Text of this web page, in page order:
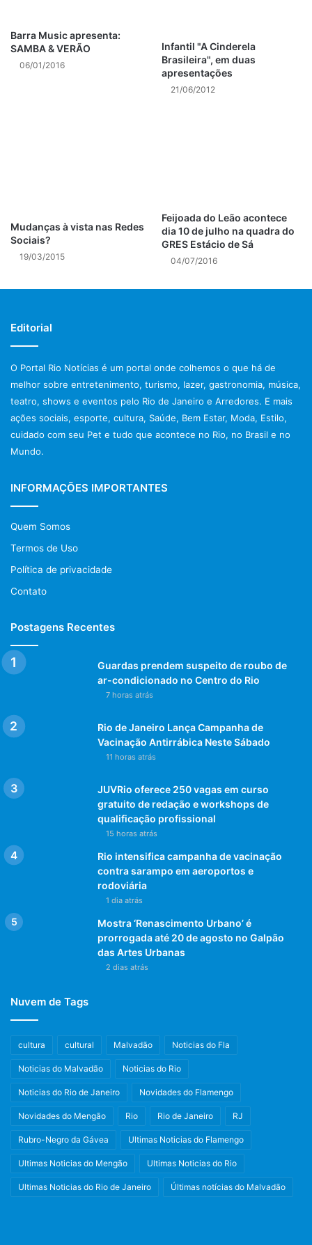
Barra Music apresenta:
SAMBA & VERÃO
06/01/2016
Infantil "A Cinderela
Brasileira", em duas
apresentações
21/06/2012
Mudanças à vista nas Redes
Sociais?
19/03/2015
Feijoada do Leão acontece
dia 10 de julho na quadra do
GRES Estácio de Sá
04/07/2016
Editorial
O Portal Rio Notícias é um portal onde colhemos o que há de
melhor sobre entretenimento, turismo, lazer, gastronomia, música,
teatro, shows e eventos pelo Rio de Janeiro e Arredores. E mais
ações sociais, esporte, cultura, Saúde, Bem Estar, Moda, Estilo,
cuidado com seu Pet e tudo que acontece no Rio, no Brasil e no
Mundo.
INFORMAÇÕES IMPORTANTES
Quem Somos
Termos de Uso
Política de privacidade
Contato
Postagens Recentes
Guardas prendem suspeito de roubo de
ar-condicionado no Centro do Rio
7 horas atrás
Rio de Janeiro Lança Campanha de
Vacinação Antirrábica Neste Sábado
11 horas atrás
JUVRio oferece 250 vagas em curso
gratuito de redação e workshops de
qualificação profissional
15 horas atrás
Rio intensifica campanha de vacinação
contra sarampo em aeroportos e
rodoviária
1 dia atrás
Mostra ‘Renascimento Urbano’ é
prorrogada até 20 de agosto no Galpão
das Artes Urbanas
2 dias atrás
Nuvem de Tags
cultura cultural Malvadão Noticias do Fla
Noticias do Malvadão Noticias do Rio
Noticias do Rio de Janeiro Novidades do Flamengo
Novidades do Mengão Rio Rio de Janeiro RJ
Rubro-Negro da Gávea Ultimas Noticias do Flamengo
Ultimas Noticias do Mengão Ultimas Noticias do Rio
Ultimas Noticias do Rio de Janeiro Últimas notícias do Malvadão